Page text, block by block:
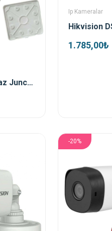
Rbox Wx8 Yeni Beyaz Junction Outdoor Box + Taban Dahil
Ip Kameralar
1.785,00₺
-20%